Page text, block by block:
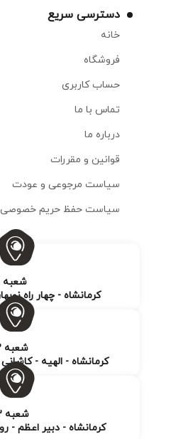
دسترسی سریع
خانه
فروشگاه
حساب کاربری
تماس با ما
درباره ما
قوانین و مقررات
سیاست مرجوعی و عودت
سیاست حفظ حریم خصوصی
شعبه 1
کرمانشاه - چهار راه
شعبه 2
کرمانشاه - الهیه -
شعبه 3
کرمانشاه - دبیر اعظم -